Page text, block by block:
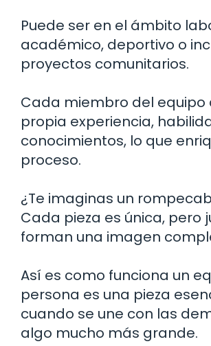
Puede ser en el ámbito
académico, deportivo o
proyectos comunitarios.
Cada miembro del equipo
propia experiencia,
conocimientos, lo que
proceso.
¿Te imaginas un
Cada pieza es única, pero
forman una imagen
Así es como funciona un
persona es una pieza
cuando se une con las
algo mucho más grande.